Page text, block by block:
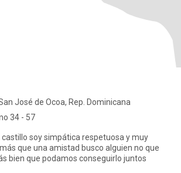
José de Ocoa, Rep. Dominicana
34 - 57
soy simpática respetuosa y muy
que una amistad busco alguien no que
bien que podamos conseguirlo juntos